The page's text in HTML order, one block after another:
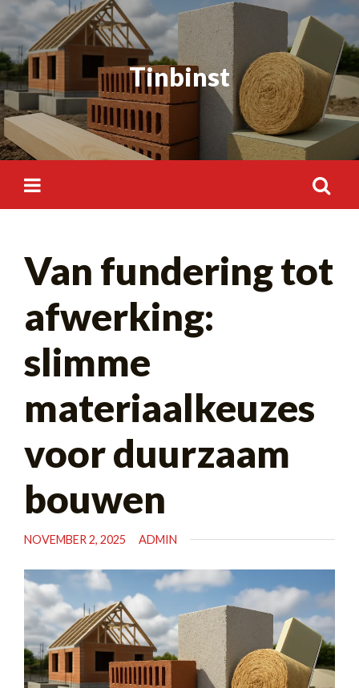
to
content
Tinbinst
Van fundering tot
afwerking:
slimme
materiaalkeuzes
voor duurzaam
bouwen
NOVEMBER 2, 2025 ADMIN